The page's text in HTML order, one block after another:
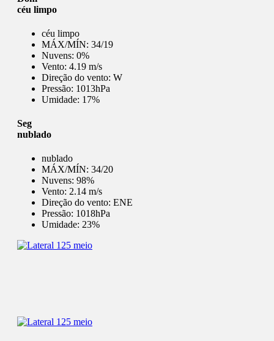
céu limpo
céu limpo
MÁX/MÍN: 34/19
Nuvens: 0%
Vento: 4.19 m/s
Direção do vento: W
Pressão: 1013hPa
Umidade: 17%
Seg
nublado
nublado
MÁX/MÍN: 34/20
Nuvens: 98%
Vento: 2.14 m/s
Direção do vento: ENE
Pressão: 1018hPa
Umidade: 23%